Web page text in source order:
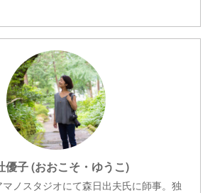
優子 (おおこそ・ゆうこ)
ノスタジオにて森日出夫氏に師事。独